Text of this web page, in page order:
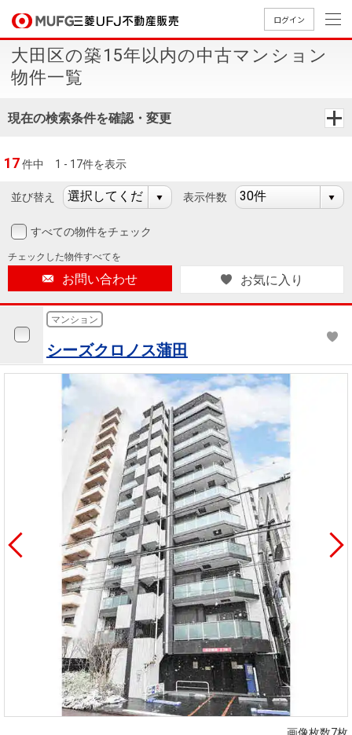
ログイン
買いたいTOP
中古
マン
ショ
ンを
探す
築・
中古
を探
す
資
用
物
件
を
探
す
事業
用物
件を
探す
購入向け
サービス
住宅ロー
ンシミュ
レーショ
ン
住まい1プ
ラス（お
役立ちコ
ラム）
住まいと
購入ガイ
売りたいTOP
無
料
査
定
却
相
時手
取り
金額
試算
売却向け
サービス
周辺相場
検索
住まい1プ
ラス（お
役立ちコ
ラム）
住まいと
暮らしの
税金の本
（電子ブ
ック）
売却ガイ
ド
店舗案内TOP
店舗のご
案内（首
都圏）
古屋）
案内（関
西）
会社情報TOP
ごあいさ
つ
Way
経営ビジ
ョン
沿革
本社地
図
ニュース
リリース
会社案内
採用情報TOP
新卒採用
情報
買いたい
売りたい
店舗案内
会社情報
採用情報
法人のお客さま
提携企業にお勤めの方
会員ページ
大田区の築15年以内の中古マンション
物件一覧
現在の検索条件を確認・変更
17件中 1 - 17件を表示
並び替え 表示件数
すべての物件をチェック
チェックした物件すべてを
お問い合わせ お気に入り
マンション
シーズクロノス蒲田